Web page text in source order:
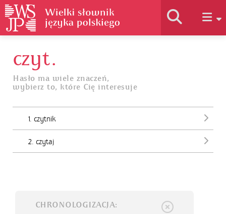
Jak korzystać
czyt.
Hasło ma wiele znaczeń,
wybierz to, które Cię interesuje
1. czytnik
2. czytaj
CHRONOLOGIZACJA: